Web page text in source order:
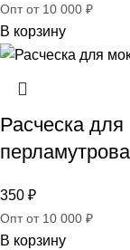
Опт от 10 000 ₽
В корзину
Расческа
350 ₽
Опт от 10 000 ₽
В корзину